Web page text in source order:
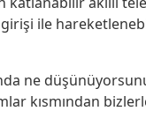
ile
ne
kısmından